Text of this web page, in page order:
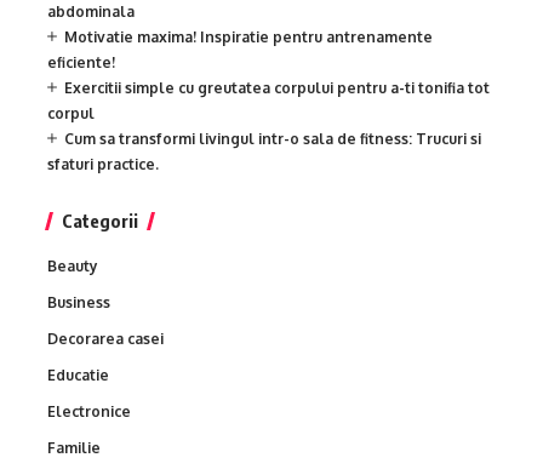
abdominala
Motivatie maxima! Inspiratie pentru antrenamente
eficiente!
Exercitii simple cu greutatea corpului pentru a-ti tonifia tot
corpul
Cum sa transformi livingul intr-o sala de fitness: Trucuri si
sfaturi practice.
Categorii
Beauty
Business
Decorarea casei
Educatie
Electronice
Familie